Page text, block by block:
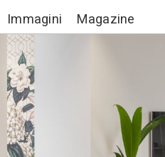
Lavori Immagini